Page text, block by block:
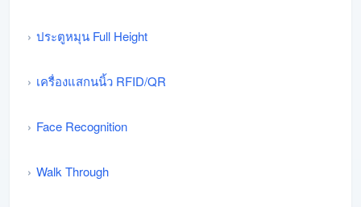
ประตูหมุน Full Height
เครื่องแสกนนิ้ว RFID/QR
Face Recognition
Walk Through